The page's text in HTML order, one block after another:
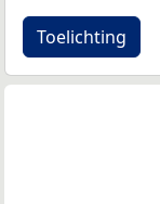
Toelichting